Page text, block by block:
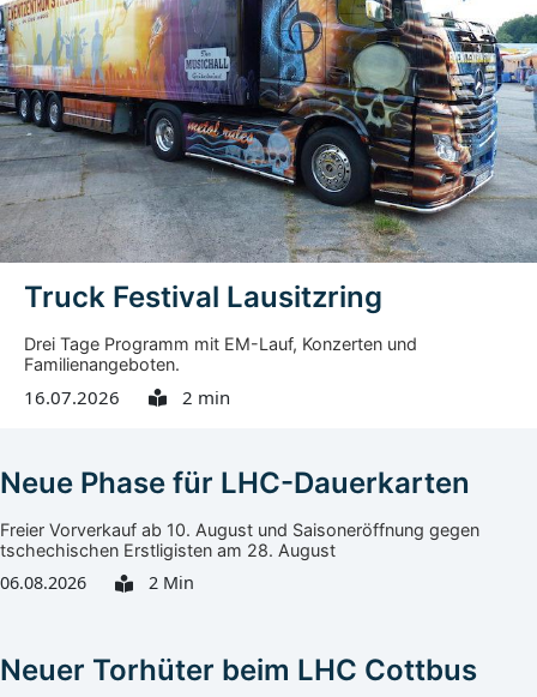
Wiesbaden und Görlitz . Am 11.12.1989 reiste Exner
erstmals nach Görlitz, um dringend benötigte
Medikamente ins Görlitzer Klinikum zu bringen. Vor Ort
wurde ihm nach Angaben der Stadt schnell klar, dass an
vielen Stellen Hilfe nötig war. Noch auf der Rückreise
kümmerte er sich um ein Soforthilfeprogramm mit
einem...
Truck Festival Lausitzring
Drei Tage Programm mit EM-Lauf, Konzerten und
Familienangeboten.
16.07.2026 2 min
Neue Phase für LHC-Dauerkarten
Freier Vorverkauf ab 10. August und Saisoneröffnung gegen
tschechischen Erstligisten am 28. August
06.08.2026 2 Min
Neuer Torhüter beim LHC Cottbus